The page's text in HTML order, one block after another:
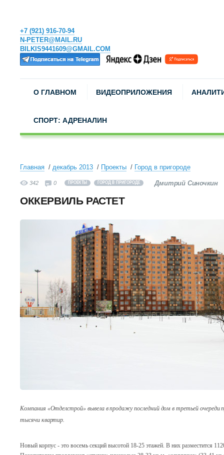
+7 (921) 916-70-94
N-PETER@MAIL.RU
BILKIS9441609@GMAIL.COM
О ГЛАВНОМ ВИДЕОПРИЛОЖЕНИЯ
СПОРТ: АДРЕНАЛИН
Главная декабрь 2013 Проекты Город в пригороде
342 0 ПРОЕКТЫ ГОРОД В ПРИГОРОДЕ Дмитрий Синочкин
ОККЕРВИЛЬ РАСТЕТ
Компания «Отделстрой» вывела в продажу последний дом в третьей очереди
тысячи квартир.
Новый корпус - это восемь секций высотой 18-25 этажей. В них разместится